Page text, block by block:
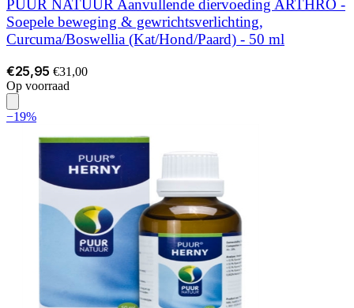
PUUR NATUUR Aanvullende diervoeding ARTHRO -
Soepele beweging & gewrichtsverlichting,
Curcuma/Boswellia (Kat/Hond/Paard) - 50 ml
€25,95 €31,00
Op voorraad
−19%